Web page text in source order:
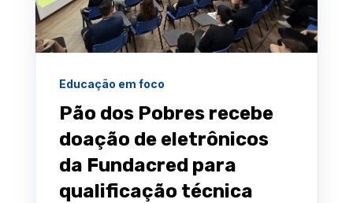
Educação em foco
Pão dos Pobres recebe
doação de eletrônicos
da Fundacred para
qualificação técnica